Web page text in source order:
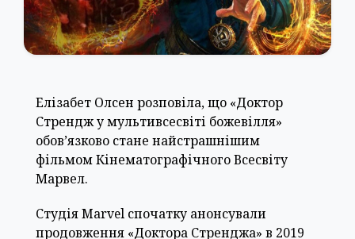
Елізабет Олсен розповіла, що «Доктор
Стрендж у мультивсесвіті божевілля»
обов’язково стане найстрашнішим
фільмом Кінематографічного Всесвіту
Марвел.
Студія Marvel спочатку анонсували
продовження «Доктора Стренджа» в 2019